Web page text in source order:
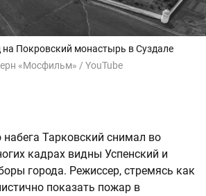
Покровский монастырь в Суздале
«Мосфильм» / YouTube
набега Тарковский снимал во
кадрах видны Успенский и
города. Режиссер, стремясь как
показать пожар в